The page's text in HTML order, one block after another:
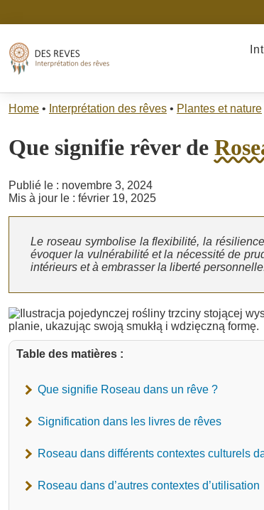
Home • Interprétation des rêves • Plantes et nature
Que signifie rêver de
Publié le : novembre 3, 2024
Mis à jour le : février 19, 2025
Le roseau symbolise la flexibilité, la
évoquer la vulnérabilité et la nécessité de
intérieurs et à embrasser la liberté
Table des matières :
Que signifie Roseau dans un rêve ?
Signification dans les livres de rêves
Roseau dans différents contextes culturels
Roseau dans d’autres contextes d’utilisation